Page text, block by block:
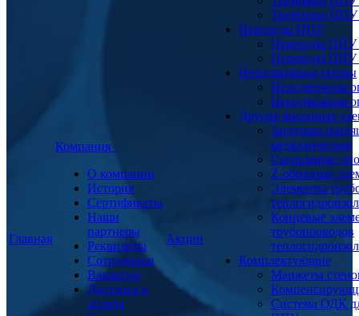
Главная
Компания
О компании
История
Сертификаты
Наши
партнеры
Реквизиты
Сотрудники
Вакансии
Доставка и
оплата
Акции
Тройники
Переходы ППУ
Переходы
Переходы
Неподвижные опоры
Неподвижная
Неподвижная
Другие фасонные
Заглушка
металлическая
Скользящие
Z-образные
Элементы
Концевые
трубопроводов
Комплектующие
Манжеты
Система ОДК